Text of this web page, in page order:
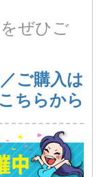
ぜひご
ご購入は
こちらから